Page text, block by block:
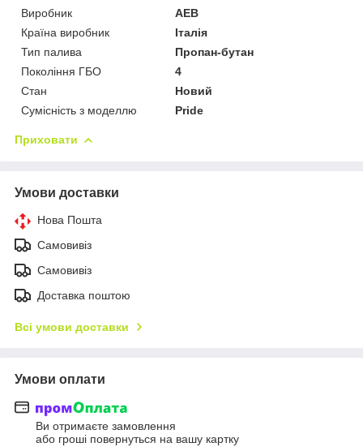
Виробник
AEB
Країна виробник
Італія
Тип палива
Пропан-бутан
Покоління ГБО
4
Стан
Новий
Сумісність з моделлю
Pride
Приховати
Умови доставки
Нова Пошта
Самовивіз
Самовивіз
Доставка поштою
Всі умови доставки
Умови оплати
Ви отримаєте замовлення
або гроші повернуться на вашу картку